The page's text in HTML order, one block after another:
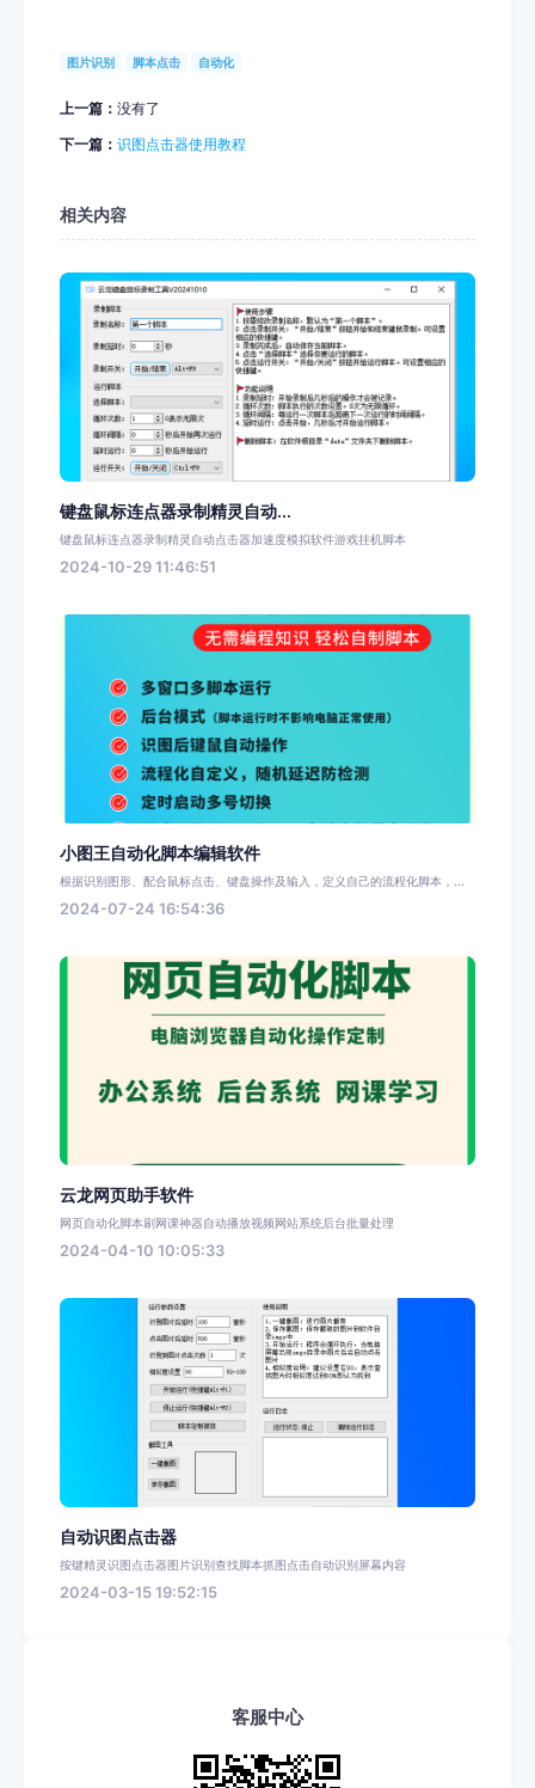
图片识别 脚本点击 自动化
上一篇： 没有了
下一篇： 识图点击器使用教程
相关内容
键盘鼠标连点器录制精灵自动...
键盘鼠标连点器录制精灵自动点击器加速度模拟软件游戏挂机脚本
2024-10-29 11:46:51
小图王自动化脚本编辑软件
根据识别图形、配合鼠标点击、键盘操作及输入，定义自己的流程化脚本，...
2024-07-24 16:54:36
云龙网页助手软件
网页自动化脚本刷网课神器自动播放视频网站系统后台批量处理
2024-04-10 10:05:33
自动识图点击器
按键精灵识图点击器图片识别查找脚本抓图点击自动识别屏幕内容
2024-03-15 19:52:15
客服中心